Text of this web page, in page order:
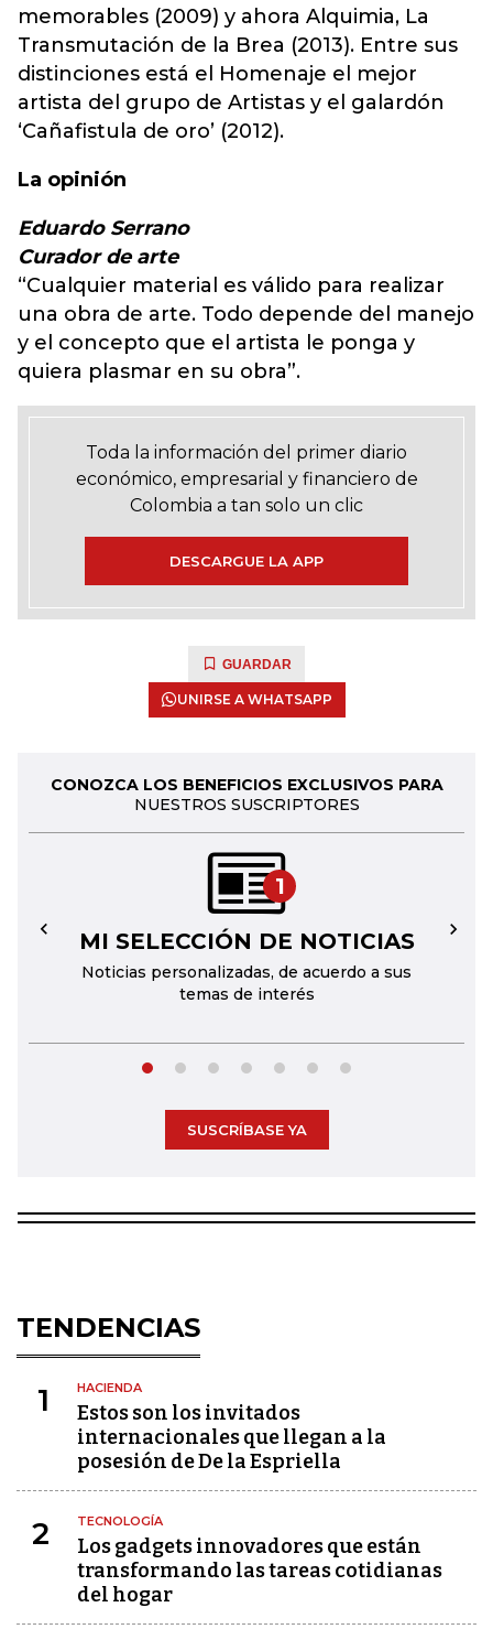
memorables (2009) y ahora Alquimia, La
Transmutación de la Brea (2013). Entre sus
distinciones está el Homenaje el mejor
artista del grupo de Artistas y el galardón
‘Cañafistula de oro’ (2012).
La opinión
Eduardo Serrano
Curador de arte
“Cualquier material es válido para realizar
una obra de arte. Todo depende del manejo
y el concepto que el artista le ponga y
quiera plasmar en su obra”.
Toda la información del primer diario
económico, empresarial y financiero de
Colombia a tan solo un clic
DESCARGUE LA APP
GUARDAR
UNIRSE A WHATSAPP
CONOZCA LOS BENEFICIOS EXCLUSIVOS PARA
NUESTROS SUSCRIPTORES
1
MI SELECCIÓN DE NOTICIAS
Noticias personalizadas, de acuerdo a sus
temas de interés
← →
SUSCRÍBASE YA
TENDENCIAS
1 HACIENDA
Estos son los invitados
internacionales que llegan a la
posesión de De la Espriella
2 TECNOLOGÍA
Los gadgets innovadores que están
transformando las tareas cotidianas
del hogar